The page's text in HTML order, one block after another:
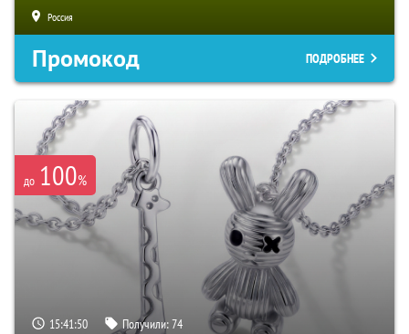
Россия
Промокод ПОДРОБНЕЕ
до 100%
15:41:49 Получили:74